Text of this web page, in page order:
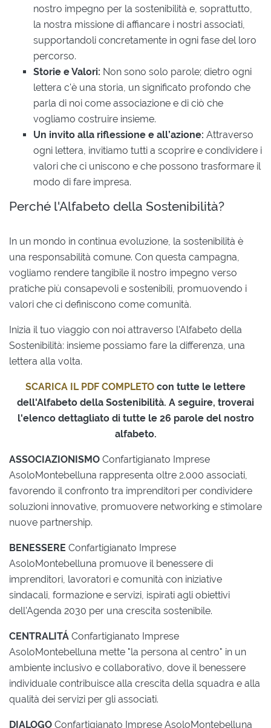
nostro impegno per la sostenibilità e, soprattutto,
la nostra missione di affiancare i nostri associati,
supportandoli concretamente in ogni fase del loro
percorso.
Storie e Valori: Non sono solo parole; dietro ogni
lettera c'è una storia, un significato profondo che
parla di noi come associazione e di ciò che
vogliamo costruire insieme.
Un invito alla riflessione e all’azione: Attraverso
ogni lettera, invitiamo tutti a scoprire e condividere i
valori che ci uniscono e che possono trasformare il
modo di fare impresa.
Perché l'Alfabeto della Sostenibilità?
In un mondo in continua evoluzione, la sostenibilità è
una responsabilità comune. Con questa campagna,
vogliamo rendere tangibile il nostro impegno verso
pratiche più consapevoli e sostenibili, promuovendo i
valori che ci definiscono come comunità.
Inizia il tuo viaggio con noi attraverso l'Alfabeto della
Sostenibilità: insieme possiamo fare la differenza, una
lettera alla volta.
SCARICA IL PDF COMPLETO con tutte le lettere
dell'Alfabeto della Sostenibilità. A seguire, troverai
l'elenco dettagliato di tutte le 26 parole del nostro
alfabeto.
ASSOCIAZIONISMO Confartigianato Imprese
AsoloMontebelluna rappresenta oltre 2.000 associati,
favorendo il confronto tra imprenditori per condividere
soluzioni innovative, promuovere networking e stimolare
nuove partnership.
BENESSERE Confartigianato Imprese
AsoloMontebelluna promuove il benessere di
imprenditori, lavoratori e comunità con iniziative
sindacali, formazione e servizi, ispirati agli obiettivi
dell'Agenda 2030 per una crescita sostenibile.
CENTRALITÁ Confartigianato Imprese
AsoloMontebelluna mette "la persona al centro" in un
ambiente inclusivo e collaborativo, dove il benessere
individuale contribuisce alla crescita della squadra e alla
qualità dei servizi per gli associati.
DIALOGO Confartigianato Imprese AsoloMontebelluna